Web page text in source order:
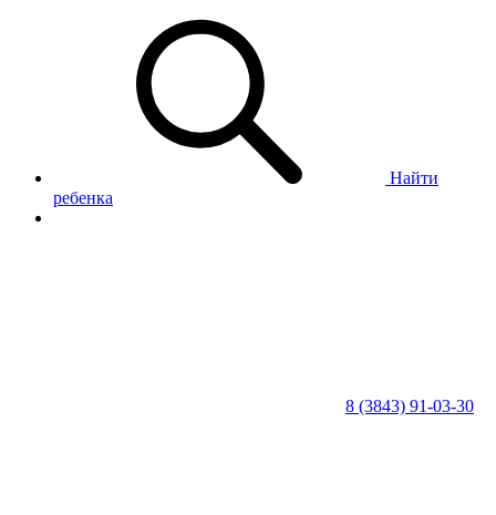
Найти
ребенка
8 (3843) 91-03-30